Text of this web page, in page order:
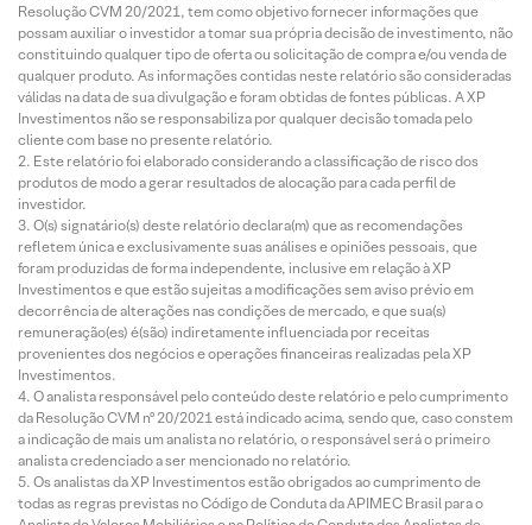
Resolução CVM 20/2021, tem como objetivo fornecer informações que
possam auxiliar o investidor a tomar sua própria decisão de investimento, não
constituindo qualquer tipo de oferta ou solicitação de compra e/ou venda de
qualquer produto. As informações contidas neste relatório são consideradas
válidas na data de sua divulgação e foram obtidas de fontes públicas. A XP
Investimentos não se responsabiliza por qualquer decisão tomada pelo
cliente com base no presente relatório.
Este relatório foi elaborado considerando a classificação de risco dos
produtos de modo a gerar resultados de alocação para cada perfil de
investidor.
O(s) signatário(s) deste relatório declara(m) que as recomendações
refletem única e exclusivamente suas análises e opiniões pessoais, que
foram produzidas de forma independente, inclusive em relação à XP
Investimentos e que estão sujeitas a modificações sem aviso prévio em
decorrência de alterações nas condições de mercado, e que sua(s)
remuneração(es) é(são) indiretamente influenciada por receitas
provenientes dos negócios e operações financeiras realizadas pela XP
Investimentos.
O analista responsável pelo conteúdo deste relatório e pelo cumprimento
da Resolução CVM nº 20/2021 está indicado acima, sendo que, caso constem
a indicação de mais um analista no relatório, o responsável será o primeiro
analista credenciado a ser mencionado no relatório.
Os analistas da XP Investimentos estão obrigados ao cumprimento de
todas as regras previstas no Código de Conduta da APIMEC Brasil para o